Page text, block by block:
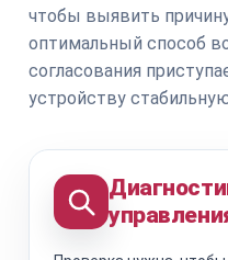
чтобы выявить
оптимальный способ
согласования
устройству